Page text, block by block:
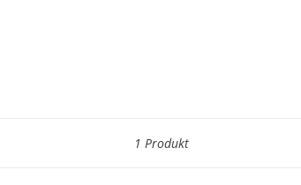
1 Produkt